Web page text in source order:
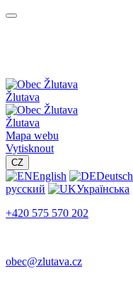
Žlutava
Žlutava
Mapa webu
Vytisknout
CZ
English Deutsch
русский
Українська
+420 575 570 202
obec@zlutava.cz